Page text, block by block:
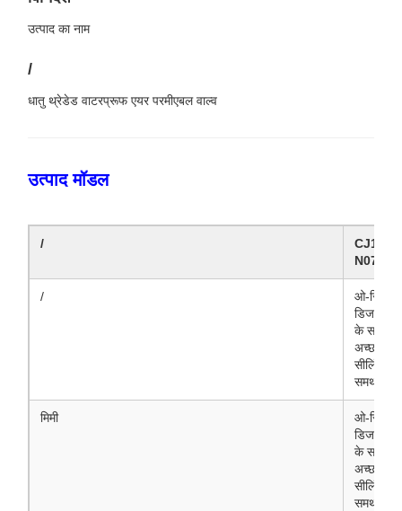
उत्पाद का नाम
/
धातु थ्रेडेड वाटरप्रूफ एयर परमीएबल वाल्व
उत्पाद मॉडल
/
CJ12-
N074
/
ओ-रिंग
डिजाइन
के साथ
अच्छा
सीलिंग
समर्थन
मिमी
ओ-रिंग
डिजाइन
के साथ
अच्छा
सीलिंग
समर्थन